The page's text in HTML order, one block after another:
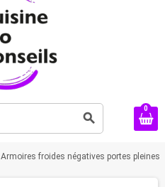
search
0
Armoires froides négatives portes pleines